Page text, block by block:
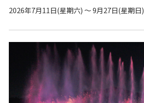
2026年7月11日(星期六) ～ 9月27日(星期日)